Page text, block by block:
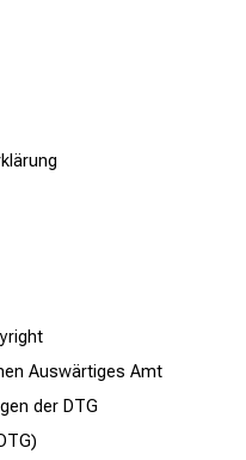
Auswärtiges Amt
der DTG